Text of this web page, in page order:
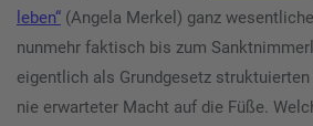
leben“ (Angela Merkel) ganz
nunmehr faktisch bis zum
eigentlich als Grundgesetz
nie erwarteter Macht auf die Füße.